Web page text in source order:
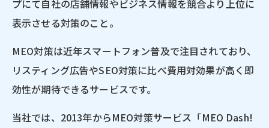
プにて自社の店舗情報やビジネス情報を競合より上位に
表示させる対策のこと。
MEO対策は近年スマートフォン普及で注目されており、
リスティング広告やSEO対策に比べ費用対効果が高く 即
効性が期待できるサービスです。
当社では、2013年からMEO対策サービス「MEO Dash!